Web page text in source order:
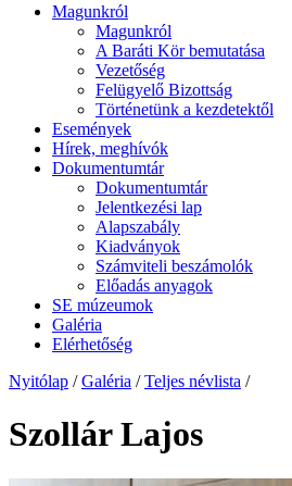
Magunkról
Magunkról
A Baráti Kör bemutatása
Vezetőség
Felügyelő Bizottság
Történetünk a kezdetektől
Események
Hírek, meghívók
Dokumentumtár
Dokumentumtár
Jelentkezési lap
Alapszabály
Kiadványok
Számviteli beszámolók
Előadás anyagok
SE múzeumok
Galéria
Elérhetőség
Nyitólap / Galéria / Teljes névlista /
Szollár Lajos